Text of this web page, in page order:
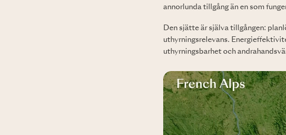
annorlunda tillgång än en som
Den sjätte är själva tillgången:
uthyrningsrelevans.
uthyrningsbarhet och